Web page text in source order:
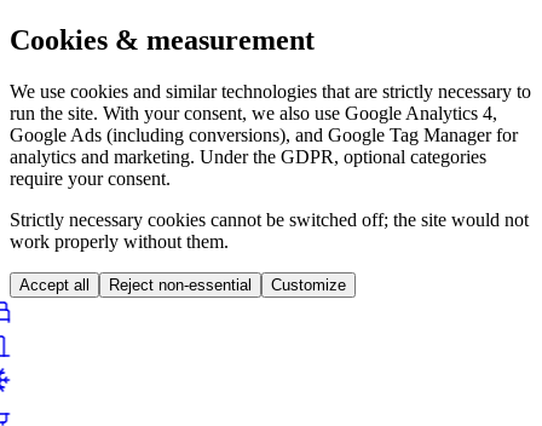
Cookies & measurement
We use cookies and similar technologies that are strictly necessary to
run the site. With your consent, we also use Google Analytics 4,
Google Ads (including conversions), and Google Tag Manager for
analytics and marketing. Under the GDPR, optional categories
require your consent.
Strictly necessary cookies cannot be switched off; the site would not
work properly without them.
Accept all Reject non-essential Customize